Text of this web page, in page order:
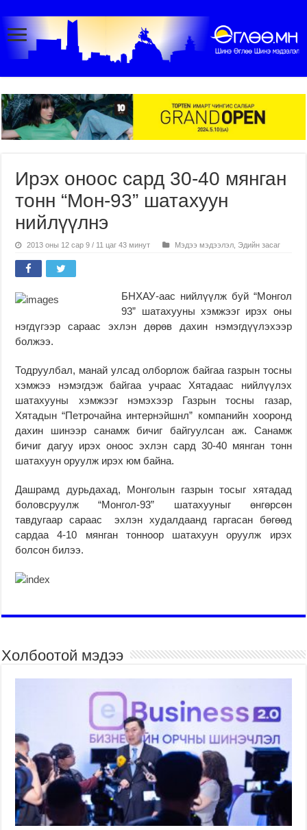
Ирэх оноос сард 30-40 мянган
тонн “Мон-93” шатахуун
нийлүүлнэ
2013 оны 12 сар 9 / 11 цаг 43 минут Мэдээ мэдээлэл Эдийн засаг
БНХАУ-аас нийлүүлж буй “Монгол
93” шатахууны хэмжээг ирэх оны
нэгдүгээр сараас эхлэн дөрөв дахин нэмэгдүүлэхээр
болжээ.
Тодруулбал, манай улсад олборлож байгаа газрын тосны
хэмжээ нэмэгдэж байгаа учраас Хятадаас нийлүүлэх
шатахууны хэмжээг нэмэхээр Газрын тосны газар,
Хятадын “Петрочайна интернэйшнл” компанийн хооронд
дахин шинээр санамж бичиг байгуулсан аж. Санамж
бичиг дагуу ирэх оноос эхлэн сард 30-40 мянган тонн
шатахуун оруулж ирэх юм байна.
Дашрамд дурьдахад, Монголын газрын тосыг хятадад
боловсруулж “Монгол-93” шатахууныг өнгөрсөн
тавдугаар сараас эхлэн худалдаанд гаргасан бөгөөд
сардаа 4-10 мянган тонноор шатахуун оруулж ирэх
болсон билээ.
Холбоотой мэдээ